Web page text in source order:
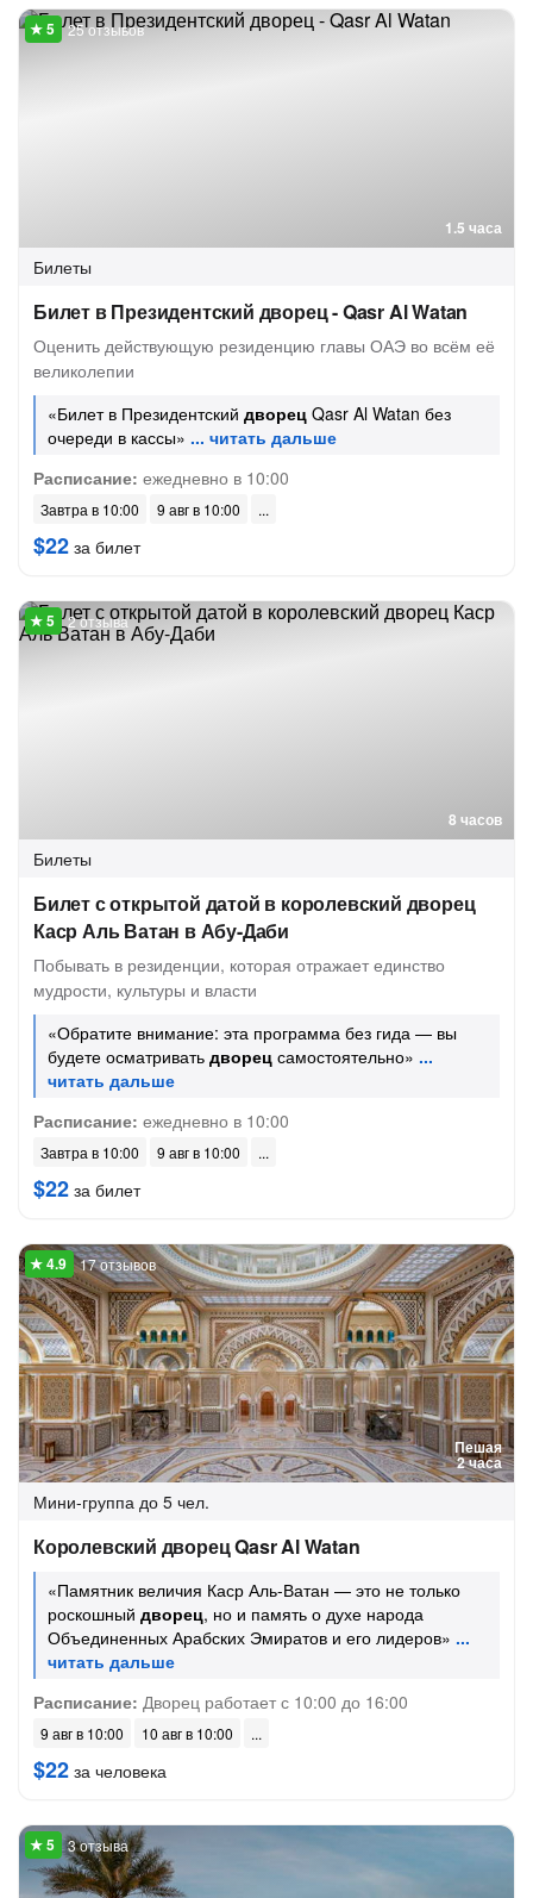
1.5 часа
25 отзывов
Билеты
Билет в Президентский дворец - Qasr Al Watan
Оценить действующую резиденцию главы ОАЭ во всём её
великолепии
«Билет в Президентский дворец Qasr Al Watan без
очереди в кассы»
Расписание: ежедневно в 10:00
Завтра в 10:00 9 авг в 10:00
$22 за билет
8 часов
2 отзыва
Билеты
Билет с открытой датой в королевский дворец
Каср Аль Ватан в Абу-Даби
Побывать в резиденции, которая отражает единство
мудрости, культуры и власти
«Обратите внимание: эта программа без гида — вы
будете осматривать дворец самостоятельно»
Расписание: ежедневно в 10:00
Завтра в 10:00 9 авг в 10:00
$22 за билет
Пешая
2 часа
17 отзывов
Мини-группа до 5 чел.
Королевский дворец Qasr Al Watan
«Памятник величия Каср Аль-Ватан — это не только
роскошный дворец, но и память о духе народа
Объединенных Арабских Эмиратов и его лидеров»
Расписание: Дворец работает с 10:00 до 16:00
9 авг в 10:00 10 авг в 10:00
$22 за человека
3 отзыва